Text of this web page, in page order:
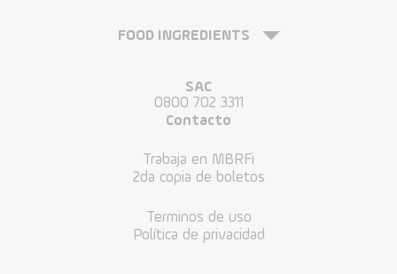
FOOD INGREDIENTS
SAC
0800 702 3311
Contacto
Trabaja en MBRFi
2da copia de boletos
Terminos de uso
Política de privacidad